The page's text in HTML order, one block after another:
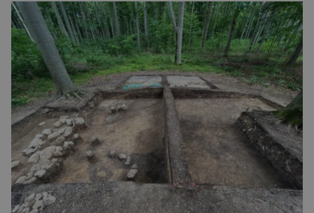
v Hodoníně u Kunštátu. Jeho pozůstatky byly
nedávno odkrývány archeology. Někteří z asi
1400 Romů a Sintů, kteří byli v táboře
internováni, v něm vydechli naposledy. Jiné
čekal transport do […]